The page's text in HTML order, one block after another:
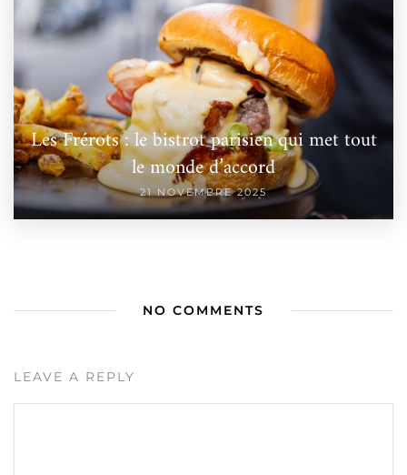
Les Frérots : le bistrot parisien qui met tout
le monde d’accord
21 NOVEMBRE 2025
NO COMMENTS
LEAVE A REPLY